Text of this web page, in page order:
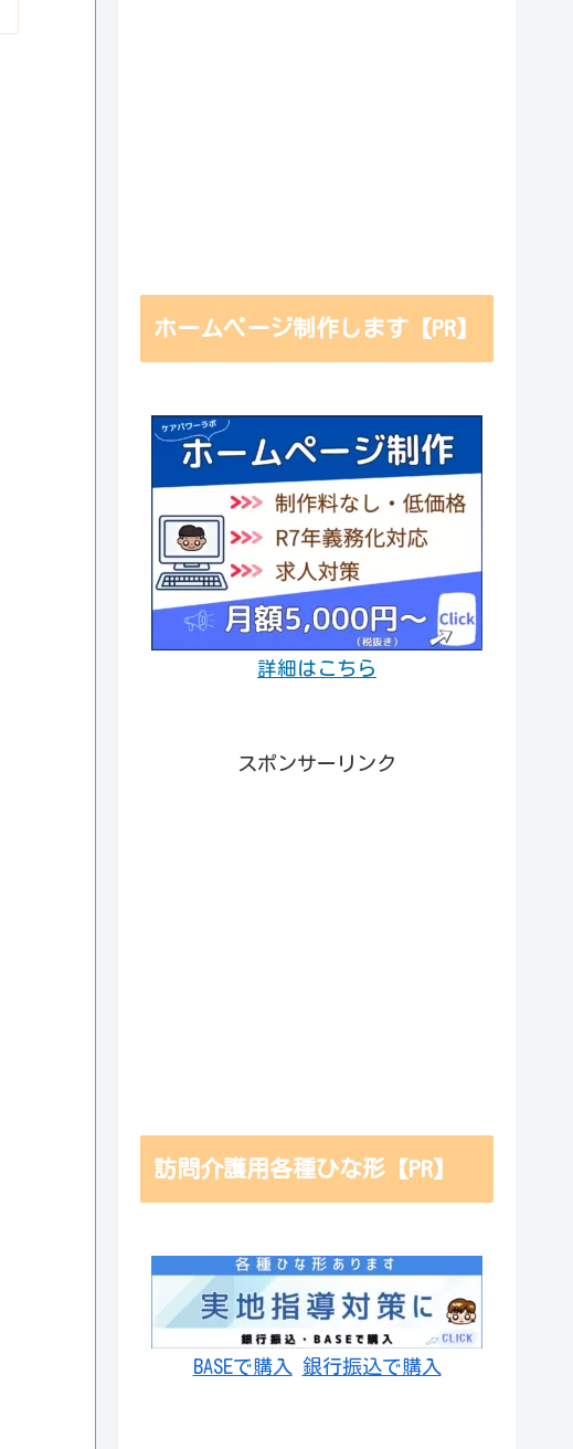
ホームページ制作します【PR】
詳細はこちら
スポンサーリンク
訪問介護用各種ひな形【PR】
BASEで購入 銀行振込で購入